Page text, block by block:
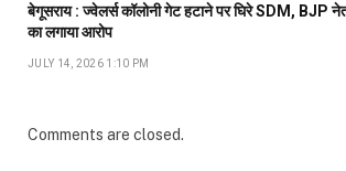
बेगूसराय : ज्वेलर्स कॉलोनी गेट हटाने पर घिरे SDM, BJP
का लगाया आरोप
JULY 14, 2026 1:10 PM
Comments are closed.